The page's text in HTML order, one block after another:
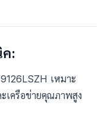
ค:
เหมาะ
ครือข่ายคุณภาพสูง